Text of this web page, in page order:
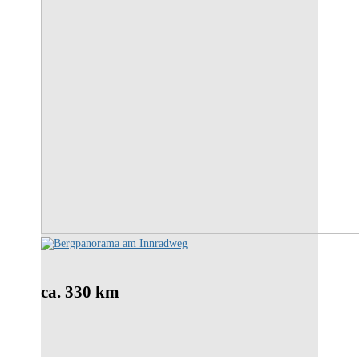
ca. 330 km